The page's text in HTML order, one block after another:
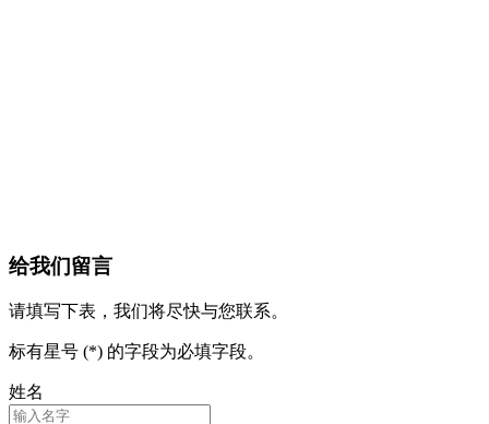
给我们留言
请填写下表，我们将尽快与您联系。
标有星号 (*) 的字段为必填字段。
姓名